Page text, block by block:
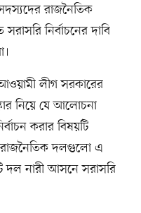
রাজনৈতিক
নির্বাচনের দাবি
লীগ সরকারের
নিয়ে যে আলোচনা
করার বিষয়টি
রাজনৈতিক দলগুলো এ
দল নারী আসনে সরাসরি